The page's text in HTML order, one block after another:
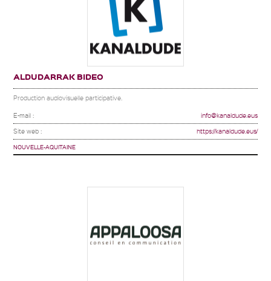
ALDUDARRAK BIDEO
Production audiovisuelle participative.
E-mail : info@kanaldude.eus
Site web : https://kanaldude.eus/
NOUVELLE-AQUITAINE